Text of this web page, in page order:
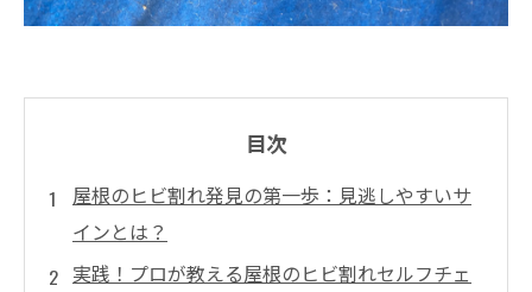
目次
屋根のヒビ割れ発見の第一歩：見逃しやすいサ
インとは？
実践！プロが教える屋根のヒビ割れセルフチェ